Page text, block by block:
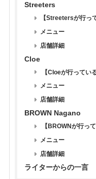
Streeters
【Streetersが行っ
メニュー
店舗詳細
Cloe
【Cloeが行ってい
メニュー
店舗詳細
BROWN Nagano
【BROWNが行っ
メニュー
店舗詳細
ライターからの一言